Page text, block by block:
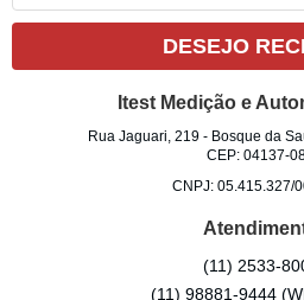
DESEJO
Itest Medição e
Rua Jaguari, 219 - Bosque da
CEP: 04137-
CNPJ: 05.415.327/
(11) 2533-
(11) 98881-9444